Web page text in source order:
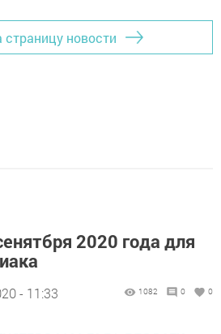
страницу новости
2020 года для
- 11:33 1082 0 0